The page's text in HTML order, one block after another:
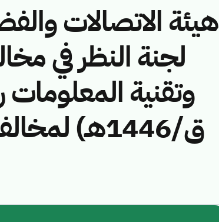
هيئة الاتصالات
لجنة النظر في
ق/1446هـ)